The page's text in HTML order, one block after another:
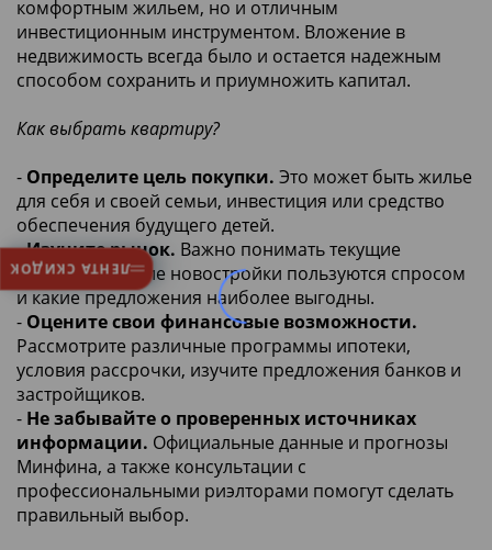
комфортным жильем, но и отличным
инвестиционным инструментом. Вложение в
недвижимость всегда было и остается надежным
способом сохранить и приумножить капитал.
Как выбрать квартиру?
- Определите цель покупки. Это может быть жилье
для себя и своей семьи, инвестиция или средство
обеспечения будущего детей.
-Изучите рынок. Важно понимать текущие
тенденции, какие новостройки пользуются спросом
и какие предложения наиболее выгодны.
- Оцените свои финансовые возможности.
Рассмотрите различные программы ипотеки,
условия рассрочки, изучите предложения банков и
застройщиков.
- Не забывайте о проверенных источниках
информации. Официальные данные и прогнозы
Минфина, а также консультации с
профессиональными риэлторами помогут сделать
правильный выбор.
ЛЕНТА СКИДОК